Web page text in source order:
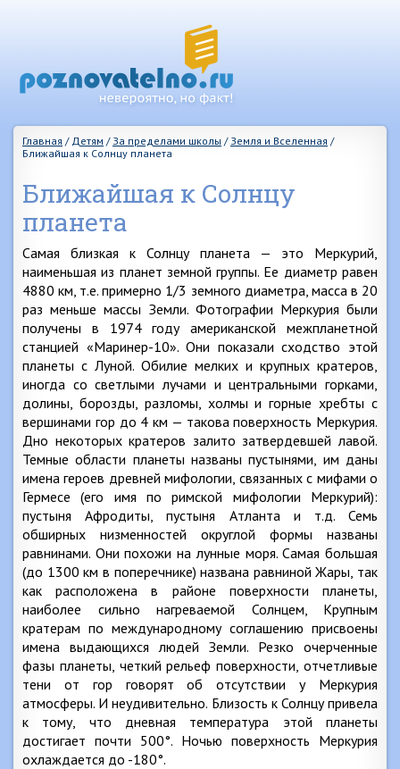
Главная / Детям / За пределами школы / Земля и Вселенная /
Ближайшая к Солнцу планета
Ближайшая к Солнцу
планета
Самая близкая к Солнцу планета — это Меркурий,
наименьшая из планет земной группы. Ее диаметр равен
4880 км, т.е. примерно 1/3 земного диаметра, масса в 20
раз меньше массы Земли. Фотографии Меркурия были
получены в 1974 году американской межпланетной
станцией «Маринер-10». Они показали сходство этой
планеты с Луной. Обилие мелких и крупных кратеров,
иногда со светлыми лучами и центральными горками,
долины, борозды, разломы, холмы и горные хребты с
вершинами гор до 4 км — такова поверхность Меркурия.
Дно некоторых кратеров залито затвердевшей лавой.
Темные области планеты названы пустынями, им даны
имена героев древней мифологии, связанных с мифами о
Гермесе (его имя по римской мифологии Меркурий):
пустыня Афродиты, пустыня Атланта и т.д. Семь
обширных низменностей округлой формы названы
равнинами. Они похожи на лунные моря. Самая большая
(до 1300 км в поперечнике) названа равниной Жары, так
как расположена в районе поверхности планеты,
наиболее сильно нагреваемой Солнцем, Крупным
кратерам по международному соглашению присвоены
имена выдающихся людей Земли. Резко очерченные
фазы планеты, четкий рельеф поверхности, отчетливые
тени от гор говорят об отсутствии у Меркурия
атмосферы. И неудивительно. Близость к Солнцу привела
к тому, что дневная температура этой планеты
достигает почти 500°. Ночью поверхность Меркурия
охлаждается до -180°.